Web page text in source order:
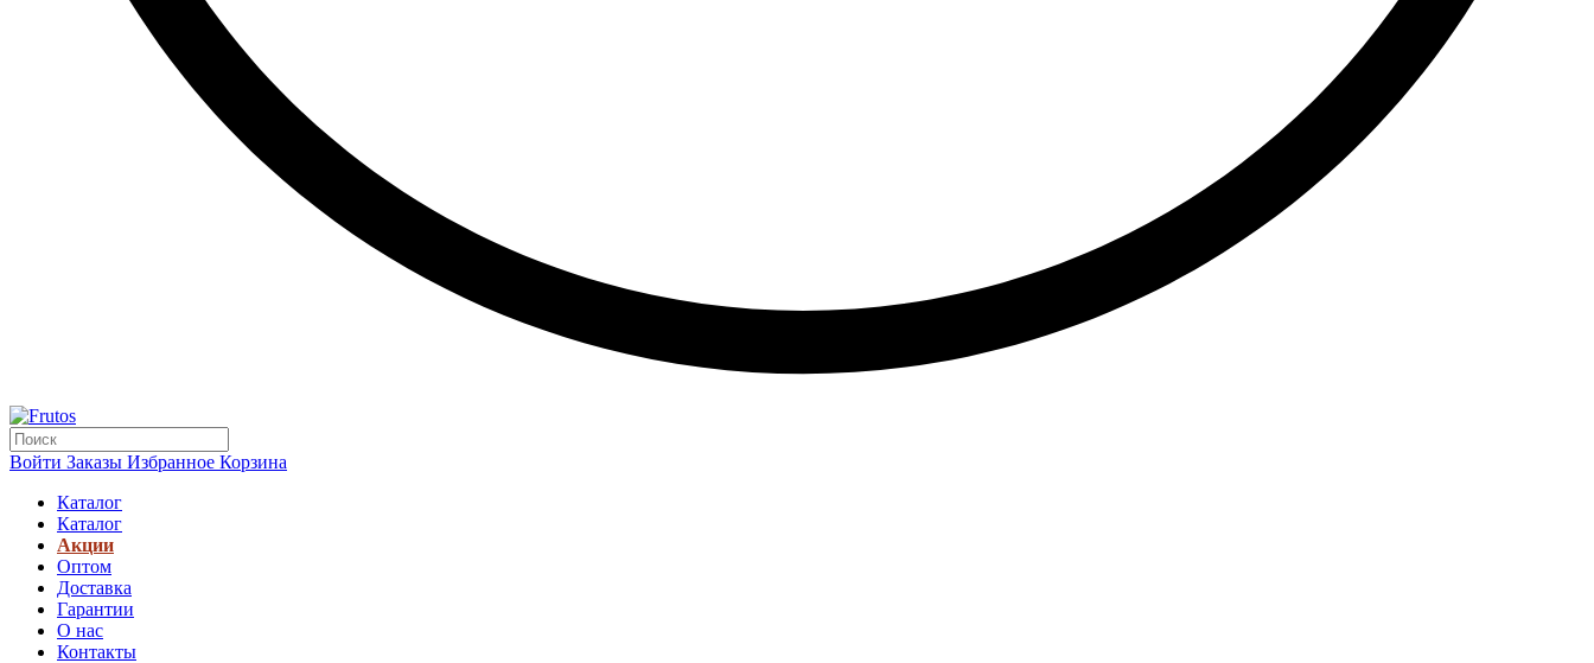
Войти Заказы Избранное Корзина
Каталог
Каталог
Акции
Оптом
Доставка
Гарантии
О нас
Контакты